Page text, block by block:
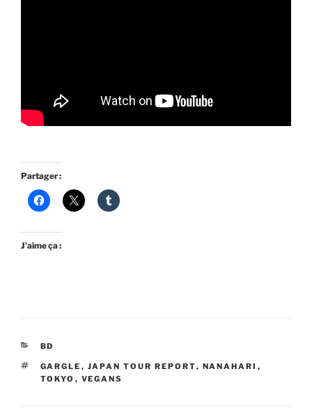
Partager :
J’aime ça :
CATÉGORIES
BD
ÉTIQUETTES
GARGLE , JAPAN TOUR REPORT, NANAHARI ,
TOKYO , VEGANS